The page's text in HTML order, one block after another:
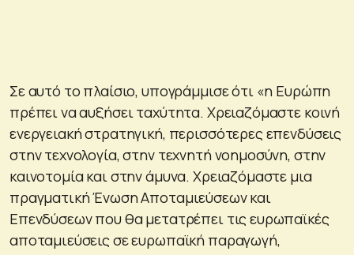
Σε αυτό το πλαίσιο, υπογράμμισε ότι «η Ευρώπη
πρέπει να αυξήσει ταχύτητα. Χρειαζόμαστε κοινή
ενεργειακή στρατηγική, περισσότερες επενδύσεις
στην τεχνολογία, στην τεχνητή νοημοσύνη, στην
καινοτομία και στην άμυνα. Χρειαζόμαστε μια
πραγματική Ένωση Αποταμιεύσεων και
Επενδύσεων που θα μετατρέπει τις ευρωπαϊκές
αποταμιεύσεις σε ευρωπαϊκή παραγωγή,